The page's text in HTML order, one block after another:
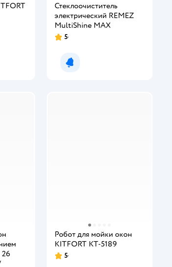
Стеклоочиститель
электрический REMEZ
MultiShine MAX
Рейтинг:
5
Уведомить о появлении
26
Робот для мойки окон
KITFORT КТ-5189
Рейтинг:
5